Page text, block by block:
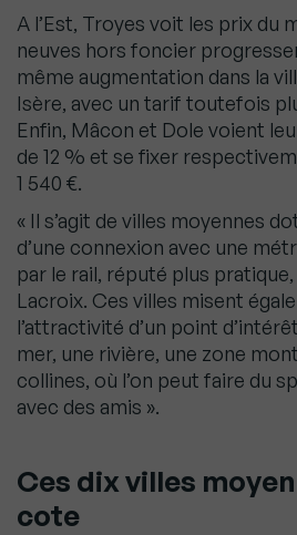
A l’Est, Troyes voit les prix du
neuves hors foncier progresser
même augmentation dans la
Isère, avec un tarif toutefois
Enfin, Mâcon et Dole voient
de 12 % et se fixer
1 540 €.
« Il s’agit de villes moyennes
d’une connexion avec une
par le rail, réputé plus
Lacroix. Ces villes misent
l’attractivité d’un point
mer, une rivière, une zone
collines, où l’on peut faire du
avec des amis ».
Ces dix villes
cote